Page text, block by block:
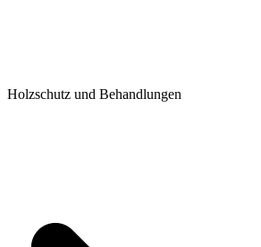
Holzschutz und Behandlungen